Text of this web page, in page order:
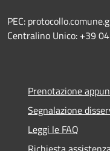
PEC:
Centralino Unico: +39
Prenotazione
Segnalazione
Leggi le FAQ